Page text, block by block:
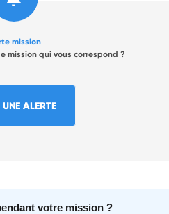
mission
mission qui vous correspond ?
UNE ALERTE
votre mission ?